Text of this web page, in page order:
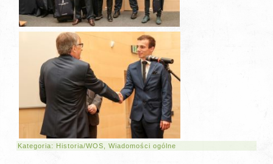
Kategoria: Historia/WOS ,Wiadomości ogólne